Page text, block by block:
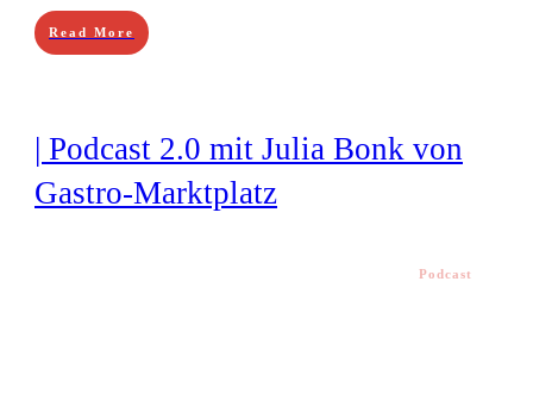
Read More
| Podcast 2.0 mit Julia Bonk von
Gastro-Marktplatz
Podcast